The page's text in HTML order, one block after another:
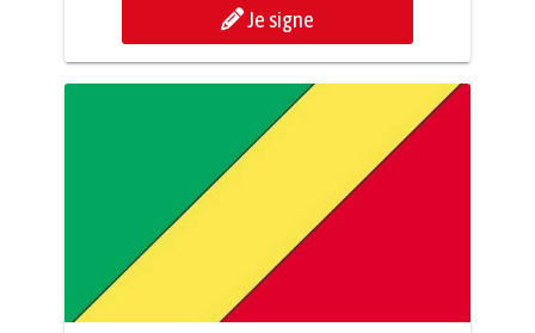
Je signe